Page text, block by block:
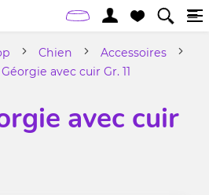
Chien
Accessoires
avec cuir Gr. 11
avec cuir